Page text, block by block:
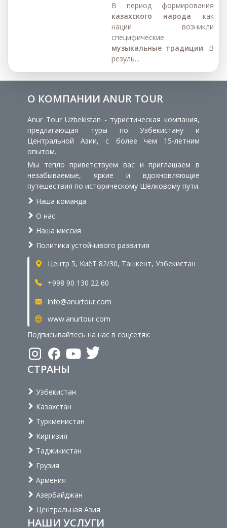
В период формирования
казахского народа как
нации возникли
специфические
музыкальные традиции. В
резуль...
О КОМПАНИИ ANUR TOUR
Anur Tour Uzbekistan - туристическая компания,
предлагающая туры по Узбекистану и
Центральной Азии, с более чем 15-летним
опытом.
Мы тепло приветствуем вас и приглашаем в
незабываемые, яркие и вдохновляющие
путешествия по историческому Шёлковому пути.
Наша команда
О нас
Наша миссия
Политика устойчивого развития
Центр 5, КиёТ 82/30, Ташкент, Узбекистан
+998 90 130 22 60
info@anurtour.com
www.anurtour.com
Подписывайтесь на нас в соцсетях:
СТРАНЫ
Узбекистан
Казахстан
Туркменистан
Киргизия
Таджикистан
Грузия
Армения
Азербайджан
Центральная Азия
НАШИ УСЛУГИ